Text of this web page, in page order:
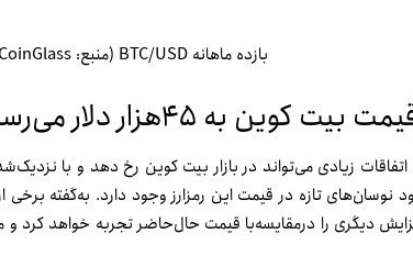
بازده ماهانه BTC/USD (منبع: CoinGlass)
کوین به ۴۵هزار دلار می‌رسد
نوسان‌های تازه در قیمت این رمزارز وجود دارد. به‌گفته برخی